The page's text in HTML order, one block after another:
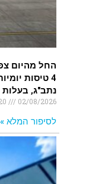
החל מהיום
4 טיסות
נתב"ג, בעלות מוזלת של
02/08/2026
לסיפור המלא »